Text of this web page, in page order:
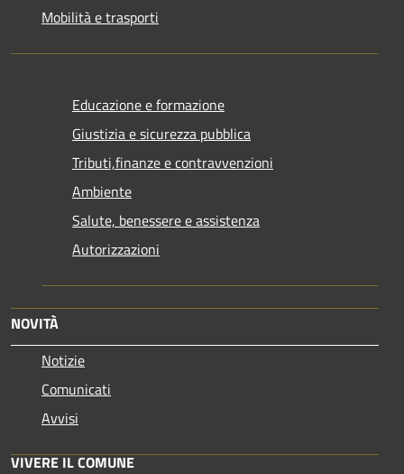
Mobilità e trasporti
Educazione e formazione
Giustizia e sicurezza pubblica
Tributi,finanze e contravvenzioni
Ambiente
Salute, benessere e assistenza
Autorizzazioni
NOVITÀ
Notizie
Comunicati
Avvisi
VIVERE IL COMUNE